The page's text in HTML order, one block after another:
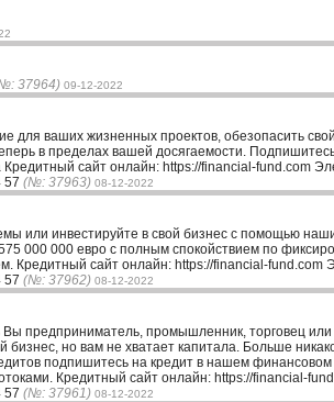
37964) 09-12-2022
для ваших жизненных проектов, обезопасить
в пределах вашей досягаемости.
сайт онлайн: https://financial-fund.com
57 (№: 37963) 08-12-2022
или инвестируйте в свой бизнес с помощью
000 000 евро с полным спокойствием по
Кредитный сайт онлайн: https://financial-fund.com
57 (№: 37962) 08-12-2022
предприниматель, промышленник, торговец или
но вам не хватает капитала. Больше
подпишитесь на кредит в нашем финансовом
Кредитный сайт онлайн: https://financial-
57 (№: 37961) 08-12-2022